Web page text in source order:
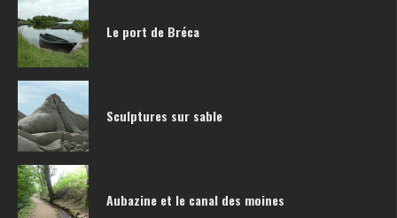
Le port de Bréca
Sculptures sur sable
Aubazine et le canal des moines